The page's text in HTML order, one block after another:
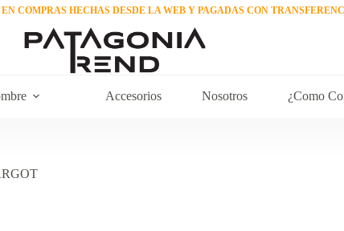
COMPRAS HECHAS DESDE LA WEB Y PAGADAS CON
Accesorios Nosotros ¿Como